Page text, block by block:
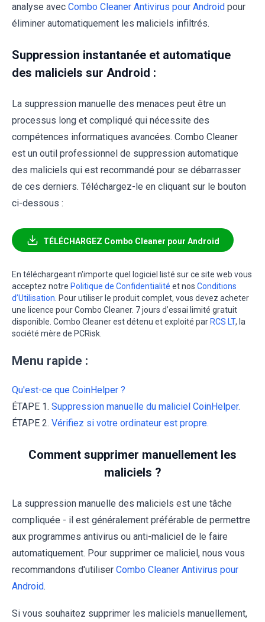
analyse avec Combo Cleaner Antivirus pour Android pour
éliminer automatiquement les maliciels infiltrés.
Suppression instantanée et automatique
des maliciels sur Android :
La suppression manuelle des menaces peut être un
processus long et compliqué qui nécessite des
compétences informatiques avancées. Combo Cleaner
est un outil professionnel de suppression automatique
des maliciels qui est recommandé pour se débarrasser
de ces derniers. Téléchargez-le en cliquant sur le bouton
ci-dessous :
TÉLÉCHARGEZ Combo Cleaner pour Android
En téléchargeant n'importe quel logiciel listé sur ce site web vous
acceptez notre Politique de Confidentialité et nos Conditions
d’Utilisation . Pour utiliser le produit complet, vous devez acheter
une licence pour Combo Cleaner. 7 jours d’essai limité gratuit
disponible. Combo Cleaner est détenu et exploité par RCS LT, la
société mère de PCRisk.
Menu rapide :
Qu'est-ce que CoinHelper ?
ÉTAPE 1. Suppression manuelle du maliciel CoinHelper.
ÉTAPE 2. Vérifiez si votre ordinateur est propre.
Comment supprimer manuellement les
maliciels ?
La suppression manuelle des maliciels est une tâche
compliquée - il est généralement préférable de permettre
aux programmes antivirus ou anti-maliciel de le faire
automatiquement. Pour supprimer ce maliciel, nous vous
recommandons d'utiliser Combo Cleaner Antivirus pour
Android.
Si vous souhaitez supprimer les maliciels manuellement,